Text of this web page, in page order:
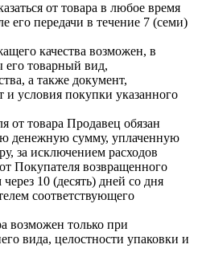
от товара в любое время
его передачи в течение 7 (семи)
качества возможен, в
его товарный вид,
а также документ,
условия покупки указанного
от товара Продавец обязан
денежную сумму, уплаченную
за исключением расходов
Покупателя возвращенного
10 (десять) дней со дня
соответствующего
возможен только при
вида, целостности упаковки и